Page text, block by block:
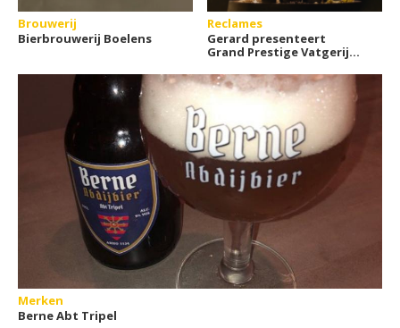
Brouwerij
Bierbrouwerij Boelens
Reclames
Gerard presenteert
Grand Prestige Vatgerijpt
Merken
Berne Abt Tripel